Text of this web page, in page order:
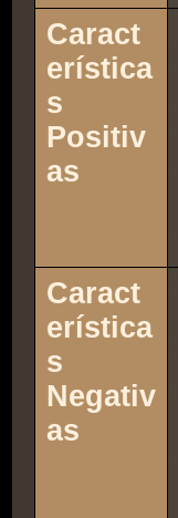
Caract
erística
s
Positiv
as
Caract
erística
s
Negativ
as